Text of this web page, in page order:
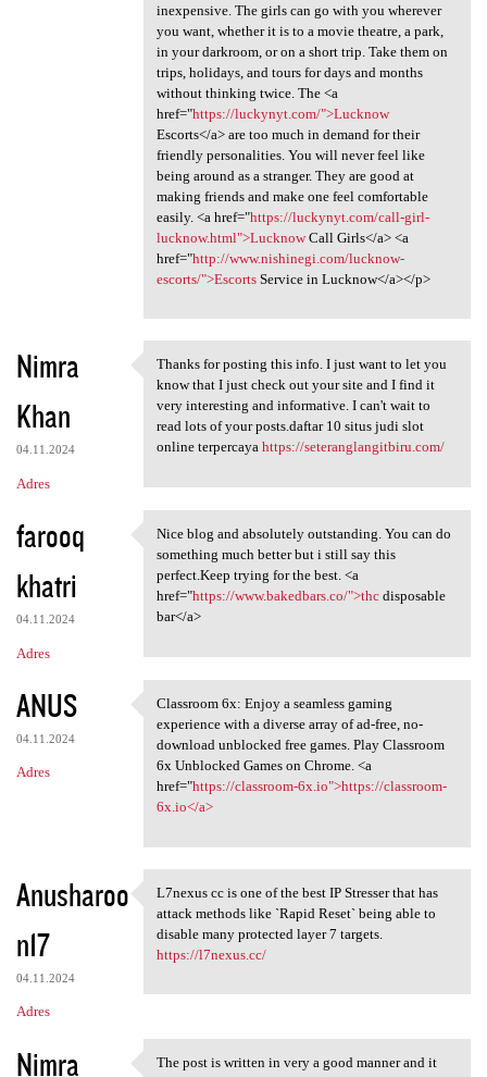
inexpensive. The girls can go with you wherever
you want, whether it is to a movie theatre, a park,
in your darkroom, or on a short trip. Take them on
trips, holidays, and tours for days and months
without thinking twice. The <a
href="https://luckynyt.com/">Lucknow
Escorts</a> are too much in demand for their
friendly personalities. You will never feel like
being around as a stranger. They are good at
making friends and make one feel comfortable
easily. <a href="https://luckynyt.com/call-girl-
lucknow.html">LucknowCall Girls</a> <a
href="http://www.nishinegi.com/lucknow-
escorts/">EscortsService in Lucknow</a></p>
Nimra
Khan
04.11.2024
Adres
Thanks for posting this info.
Thanks for posting this info. I just want to let you
know that I just check out your site and I find it
very interesting and informative. I can't wait to
read lots of your posts.daftar 10 situs judi slot
online terpercaya https://seteranglangitbiru.com/
farooq
khatri
04.11.2024
Adres
Nice blog and absolutely
Nice blog and absolutely outstanding. You can do
something much better but i still say this
perfect.Keep trying for the best. <a
href="https://www.bakedbars.co/">thcdisposable
bar</a>
ANUS
04.11.2024
Adres
Classroom 6x: Enjoy a
Classroom 6x: Enjoy a seamless gaming
experience with a diverse array of ad-free, no-
download unblocked free games. Play Classroom
6x Unblocked Games on Chrome. <a
href="https://classroom-6x.io">https://classroom-
6x.io</a>
Anusharoo
n17
04.11.2024
Adres
L7nexus cc is one of the best
L7nexus cc is one of the best IP Stresser that has
attack methods like `Rapid Reset` being able to
disable many protected layer 7 targets.
https://l7nexus.cc/
Nimra
The post is written in very a good manner and it